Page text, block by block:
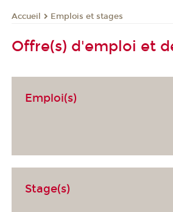
Accueil Emplois et stages
Offre(s) d'emploi et
Emploi(s)
Stage(s)